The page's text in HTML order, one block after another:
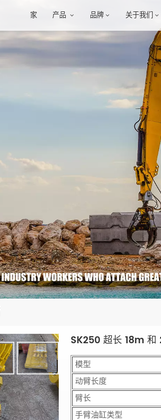
家 产品 品牌 关于我们
SK250 超长 18m
模型
动臂长度
臂长
手臂油缸类型